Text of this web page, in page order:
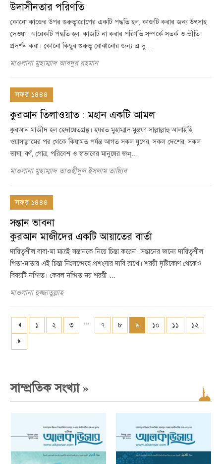
উদাসীনতার পরিণতি
কোনো কাজের উপর গুরুত্বারোপের একটি পদ্ধতি হল, কাজটি করার জন্য উৎসাহ
দেওয়া। আরেকটি পদ্ধতি হল, কাজটি না করার পরিণতি সম্পর্কে সতর্ক ও ভীতি
প্রদর্শন করা। কোনো কিছুর গুরুত্ব বোঝানোর জন্য এ দু…
মাওলানা মুহাম্মাদ আবদুর রহমান
সফর ১৪৪৪
কুরআন তিলাওয়াত : মহান একটি আমল
কুরআন মাজীদ হল হেদায়েতগ্রন্থ। হযরত মুহাম্মাদ মুস্তফা সাল্লাল্লাহু আলাইহি
ওয়াসাল্লামের পর থেকে কিয়ামত পর্যন্ত আগত সকল যুগের, সকল দেশের, সকল
ভাষা, বর্ণ, গোত্র, পরিবেশ ও স্বভাবের মানুষের জন্…
মাওলানা মুহাম্মাদ তাওহীদুল ইসলাম তায়্যিব
সফর ১৪৪৪
সন্তান ভাবনা
কুরআন মাজীদের একটি আয়াতের বার্তা
দায়িত্বশীল বাবা-মা মাত্রই সন্তানকে নিয়ে চিন্তা করেন। সন্তানের জন্যে দায়িত্বশীল
পিতা-মাতার এই চিন্তা নিঃসন্দেহে প্রশংসার দাবি রাখে। শরয়ী দৃষ্টিকোণ থেকেও
বিষয়টি নন্দিত। কেবল নন্দিত নয় শরয়ী …
মাওলানা হুজ্জাতুল্লাহ
১ ২ ৩ ... ৭ ৮ ৯ ১০ ১১ ১২
সাম্প্রতিক সংখ্যা»